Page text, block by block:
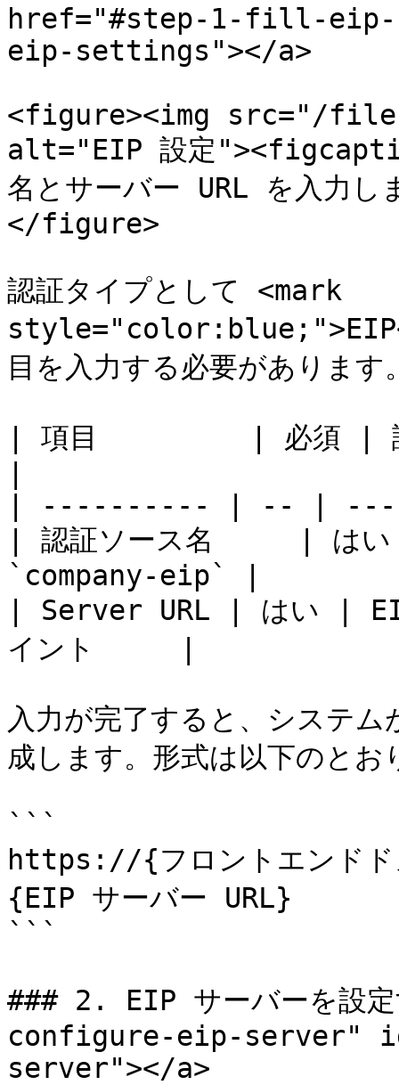
href="#step-1-fill-
eip-settings"></a>
<figure><img src="/files/
alt="EIP 設定
名とサーバー URL を入力
</figure>
認証タイプとして <mark
style="color:blue;">EIP</
目を入力する必要があります
| 項目         | 必須 |
| ---------- | -- |
| 認証ソース名     | はい |
`company-eip` |
| Server URL | はい |
イント     |
入力が完了すると、システ
成します。形式は以下のとお
```
https://{フロントエンド
{EIP サーバー URL}
```
### 2. EIP サーバーを設
configure-eip-server"
server"></a>